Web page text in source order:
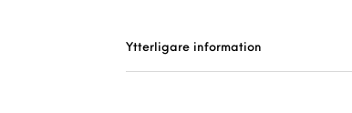
Ytterligare information